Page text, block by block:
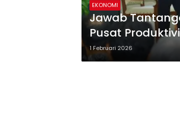
EKONOMI
Jawab
Pusat
1 Februari 2026